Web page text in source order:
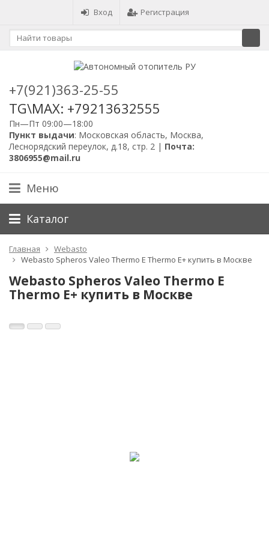
Вход Регистрация
+7(921)363-25-55
TG\MAX: +79213632555
Пн—Пт 09:00—18:00
Пункт выдачи: Московская область, Москва,
Леснорядский переулок, д.18, стр. 2 | Почта:
3806955@mail.ru
Меню
Каталог
Главная
Webasto
Webasto Spheros Valeo Thermo E Thermo E+ купить в Москве
Webasto Spheros Valeo Thermo E
Thermo E+ купить в Москве